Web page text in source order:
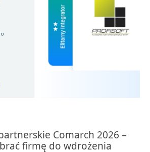
Comarch 2026 –
firmę do wdrożenia